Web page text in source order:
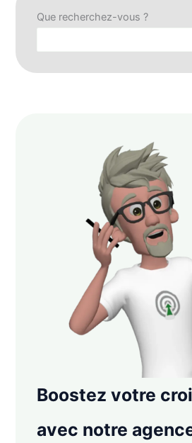
Que recherchez-vous ?
Boostez votre
avec notre